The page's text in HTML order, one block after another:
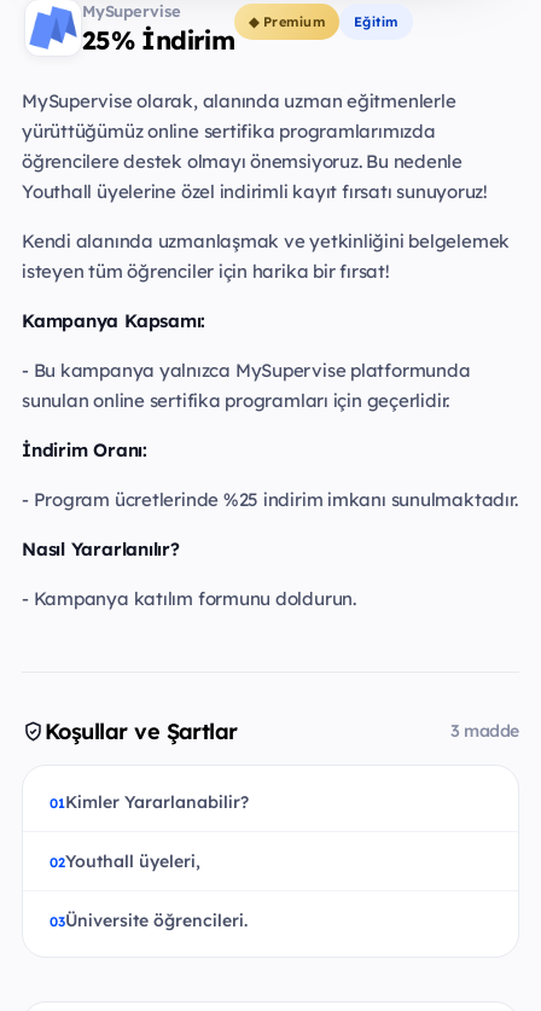
MySupervise
25% İndirim
◆ Premium Eğitim
MySupervise olarak, alanında uzman eğitmenlerle
yürüttüğümüz online sertifika programlarımızda
öğrencilere destek olmayı önemsiyoruz. Bu nedenle
Youthall üyelerine özel indirimli kayıt fırsatı sunuyoruz!
Kendi alanında uzmanlaşmak ve yetkinliğini belgelemek
isteyen tüm öğrenciler için harika bir fırsat!
Kampanya Kapsamı:
- Bu kampanya yalnızca MySupervise platformunda
sunulan online sertifika programları için geçerlidir.
İndirim Oranı:
- Program ücretlerinde %25 indirim imkanı sunulmaktadır.
Nasıl Yararlanılır?
- Kampanya katılım formunu doldurun.
Koşullar ve Şartlar 3 madde
Kimler Yararlanabilir?
Youthall üyeleri,
Üniversite öğrencileri.